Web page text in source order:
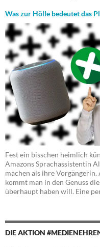
Was zur Hölle bedeutet das
Fest ein bisschen heimlich
Amazons Sprachassistentin
machen als ihre
kommt man in den Genuss
überhaupt haben will. Eine
DIE AKTION